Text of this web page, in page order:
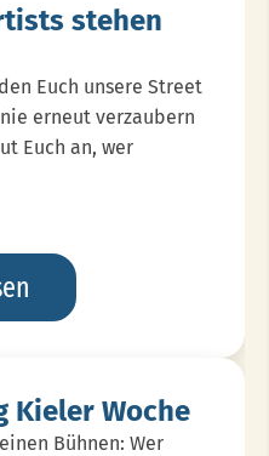
stehen
Euch unsere Street
erneut verzaubern
Euch an, wer
Kieler Woche
Bühnen: Wer